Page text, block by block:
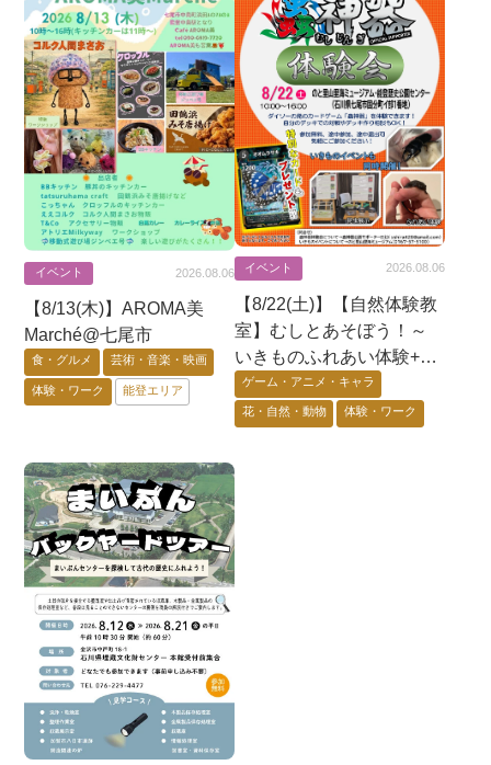
イベント 2026.08.06
【8/13(木)】AROMA美
Marché@七尾市
食・グルメ 芸術・音楽・映画
体験・ワーク 能登エリア
イベント 2026.08.06
【8/22(土)】【自然体験教
室】むしとあそぼう！～
いきものふれあい体験+昆
虫展示+蟲神器体験会〜@
七尾市
ゲーム・アニメ・キャラ
花・自然・動物 体験・ワーク